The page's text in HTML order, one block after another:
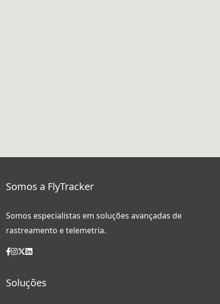
Somos a FlyTracker
Somos especialistas em soluções avançadas de
rastreamento e telemetria.
Soluções